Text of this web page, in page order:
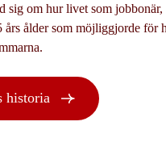
sig om hur livet som
ålder som möjliggjorde för
historia